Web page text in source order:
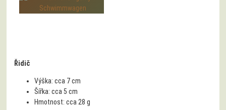
Řidič
Výška:cca 7 cm
Šířka:cca 5 cm
Hmotnost:cca 28 g